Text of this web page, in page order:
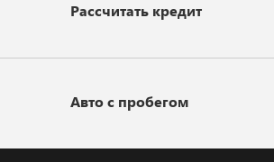
Рассчитать кредит
Авто с пробегом